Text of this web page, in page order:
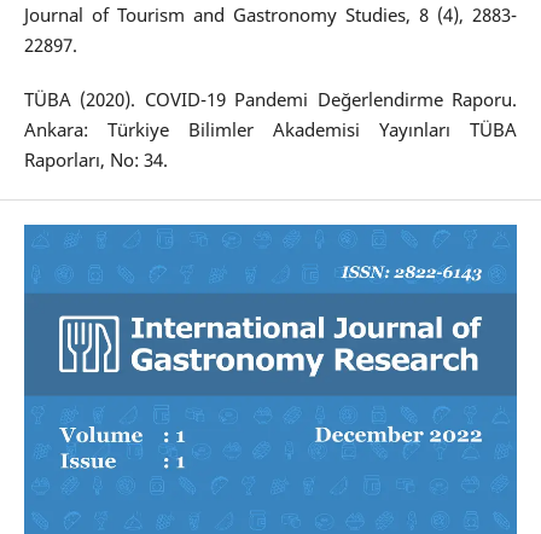
Journal of Tourism and Gastronomy Studies, 8 (4), 2883-
22897.
TÜBA (2020). COVID-19 Pandemi Değerlendirme Raporu.
Ankara: Türkiye Bilimler Akademisi Yayınları TÜBA
Raporları, No: 34.